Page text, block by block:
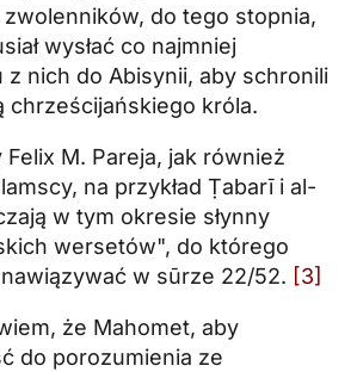
do tego stopnia,
wysłać co najmniej
z nich do Abisynii, aby schronili
chrześcijańskiego króla.
M. Pareja, jak również
na przykład Ṭabarī i al-
w tym okresie słynny
wersetów", do którego
w sūrze 22/52. [3]
że Mahomet, aby
do porozumienia ze